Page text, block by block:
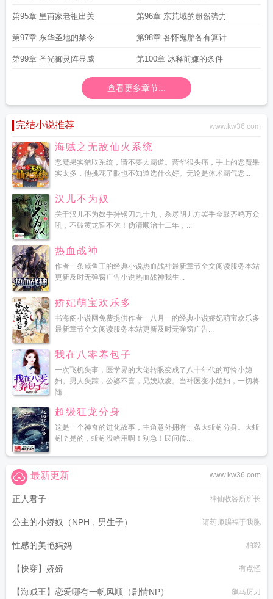
第95章 皇甫家老祖出关 第96章 东荒域的超然势力
第97章 东华圣地的禁令 第98章 各怀鬼胎各有算计
第99章 圣光御灵阵显威 第100章 冰释前嫌的条件
查看更多章节...
完结小说推荐 www.kw36.com
海贼之无敌仙火系统
恶魔果实猎取系统，请不要太霸道。萧华很头痛，手上的恶魔果
实太多，他挑花了眼也不知道选什么好。无论是体术霸气恶...
汉儿不为奴
关于汉儿不为奴手持钢刀九十九，杀尽胡儿方罢手金鼓齐鸣万众
吼，不破黄龙誓不休！伪清顺治十二年，...
热血战神
作者一条咸鱼王的经典小说热血战神最新章节全文阅读服务本站
更新及时无弹窗广告小说热血战神我生...
娇妃萌宝欢乐多
书海阁小说网免费提供作者一八月一的经典小说娇妃萌宝欢乐多
最新章节全文阅读服务本站更新及时无弹窗广告...
我在八零养包子
一次飞机失事，医学界的大佬转眼变成了八十年代的可怜小媳
妇。男人失踪，公婆不喜，兄嫂欺凌。当神医变小媳妇，一切将
随...
超级狂龙分身
这是一个神奇的进化故事，主角意外拥有一条大蚯蚓分身。大蚯
蚓？是的，蚯蚓没啥用啊！别急！民间传...
www.kw36.com
最新更新
正人君子 神仙收容所所长
公主的小娇奴（NPH，男生子） 请药师赐福于我胞
性感的美艳妈妈 柏毅
【快穿】娇娇 有点怪
【海贼王】恋爱哪有一帆风顺（剧情NP） 飙马厉刀